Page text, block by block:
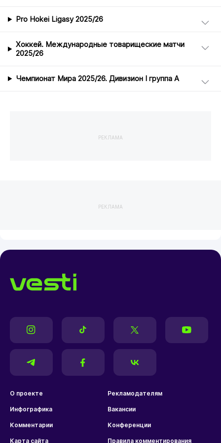
Pro Hokei Ligasy 2025/26
Хоккей. Международные товарищеские матчи
2025/26
Чемпионат Мира 2025/26. Дивизион I группа А
РЕКЛАМА
РЕКЛАМА
О проекте Рекламодателям
Инфографика Вакансии
Комментарии Конференции
Карта сайта Правила комментирования